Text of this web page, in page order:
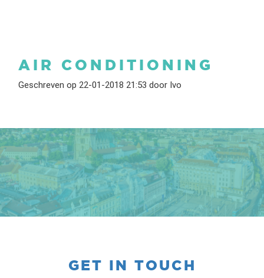
AIR CONDITIONING
Geschreven op 22-01-2018 21:53 door Ivo
GET IN TOUCH